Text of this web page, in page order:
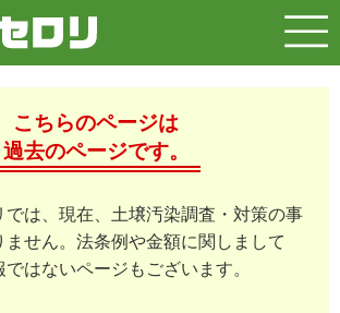
こちらのページは
過去のページです。
では、現在、土壌汚染調査・対策の事
ません。法条例や金額に関しまして
ではないページもございます。